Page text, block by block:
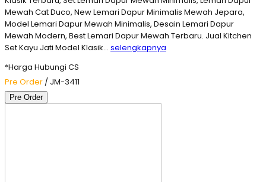
Mewah Cat Duco, New Lemari Dapur Minimalis Mewah Jepara,
Model Lemari Dapur Mewah Minimalis, Desain Lemari Dapur
Mewah Modern, Best Lemari Dapur Mewah Terbaru. Jual Kitchen
Set Kayu Jati Model Klasik… selengkapnya
*Harga Hubungi CS
Pre Order / JM-3411
Pre Order